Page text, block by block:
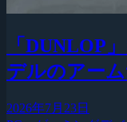
「DUNLOP
デルのアー
2026年7月23日